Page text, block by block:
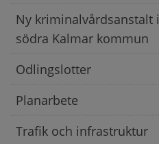
Ny kriminalvårdsanstalt i
södra Kalmar kommun
Odlingslotter
Planarbete
Trafik och infrastruktur